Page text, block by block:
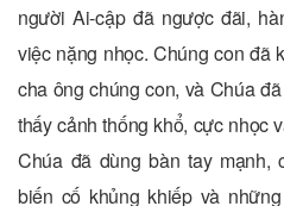
người Ai-cập đã ngược đãi,
việc nặng nhọc. Chúng con đã
cha ông chúng con, và Chúa
thấy cảnh thống khổ, cực nhọc
Chúa đã dùng bàn tay mạnh,
biến cố khủng khiếp và